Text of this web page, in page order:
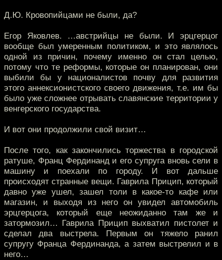
Д.Ю. Кровопийцами не были, да?
Егор Яковлев. …австрийцы не были. И эрцгерцог
вообще был умеренным политиком, и это являлось
одной из причин, почему именно он стал целью,
потому что те реформы, которые он планирован, они
выбили бы у националистов почву для развития
этого аннексионистского своего движения, т.е. им бы
было уже сложнее отрывать славянские территории у
венгерского государства.
И вот они продолжили свой визит…
После того, как закончились торжества в городской
ратуше, Франц Фердинанд и его супруга вновь сели в
машину и поехали по городу. И вот дальше
происходят странные вещи. Гаврила Прицип, который
давно уже ушел, зашел толи в какое-то кафе или
магазин, и выходя из него он увидел автомобиль
эрцгерцога, который еще неожиданно там же и
затормозил… Гаврила Прицип выхватил пистолет и
сделал два выстрела. Первым он тяжело ранил
супругу Франца Фердинанда, а затем выстрелил и в
него…